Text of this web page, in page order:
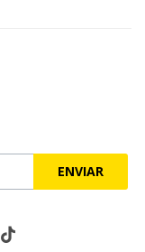
ENVIAR
